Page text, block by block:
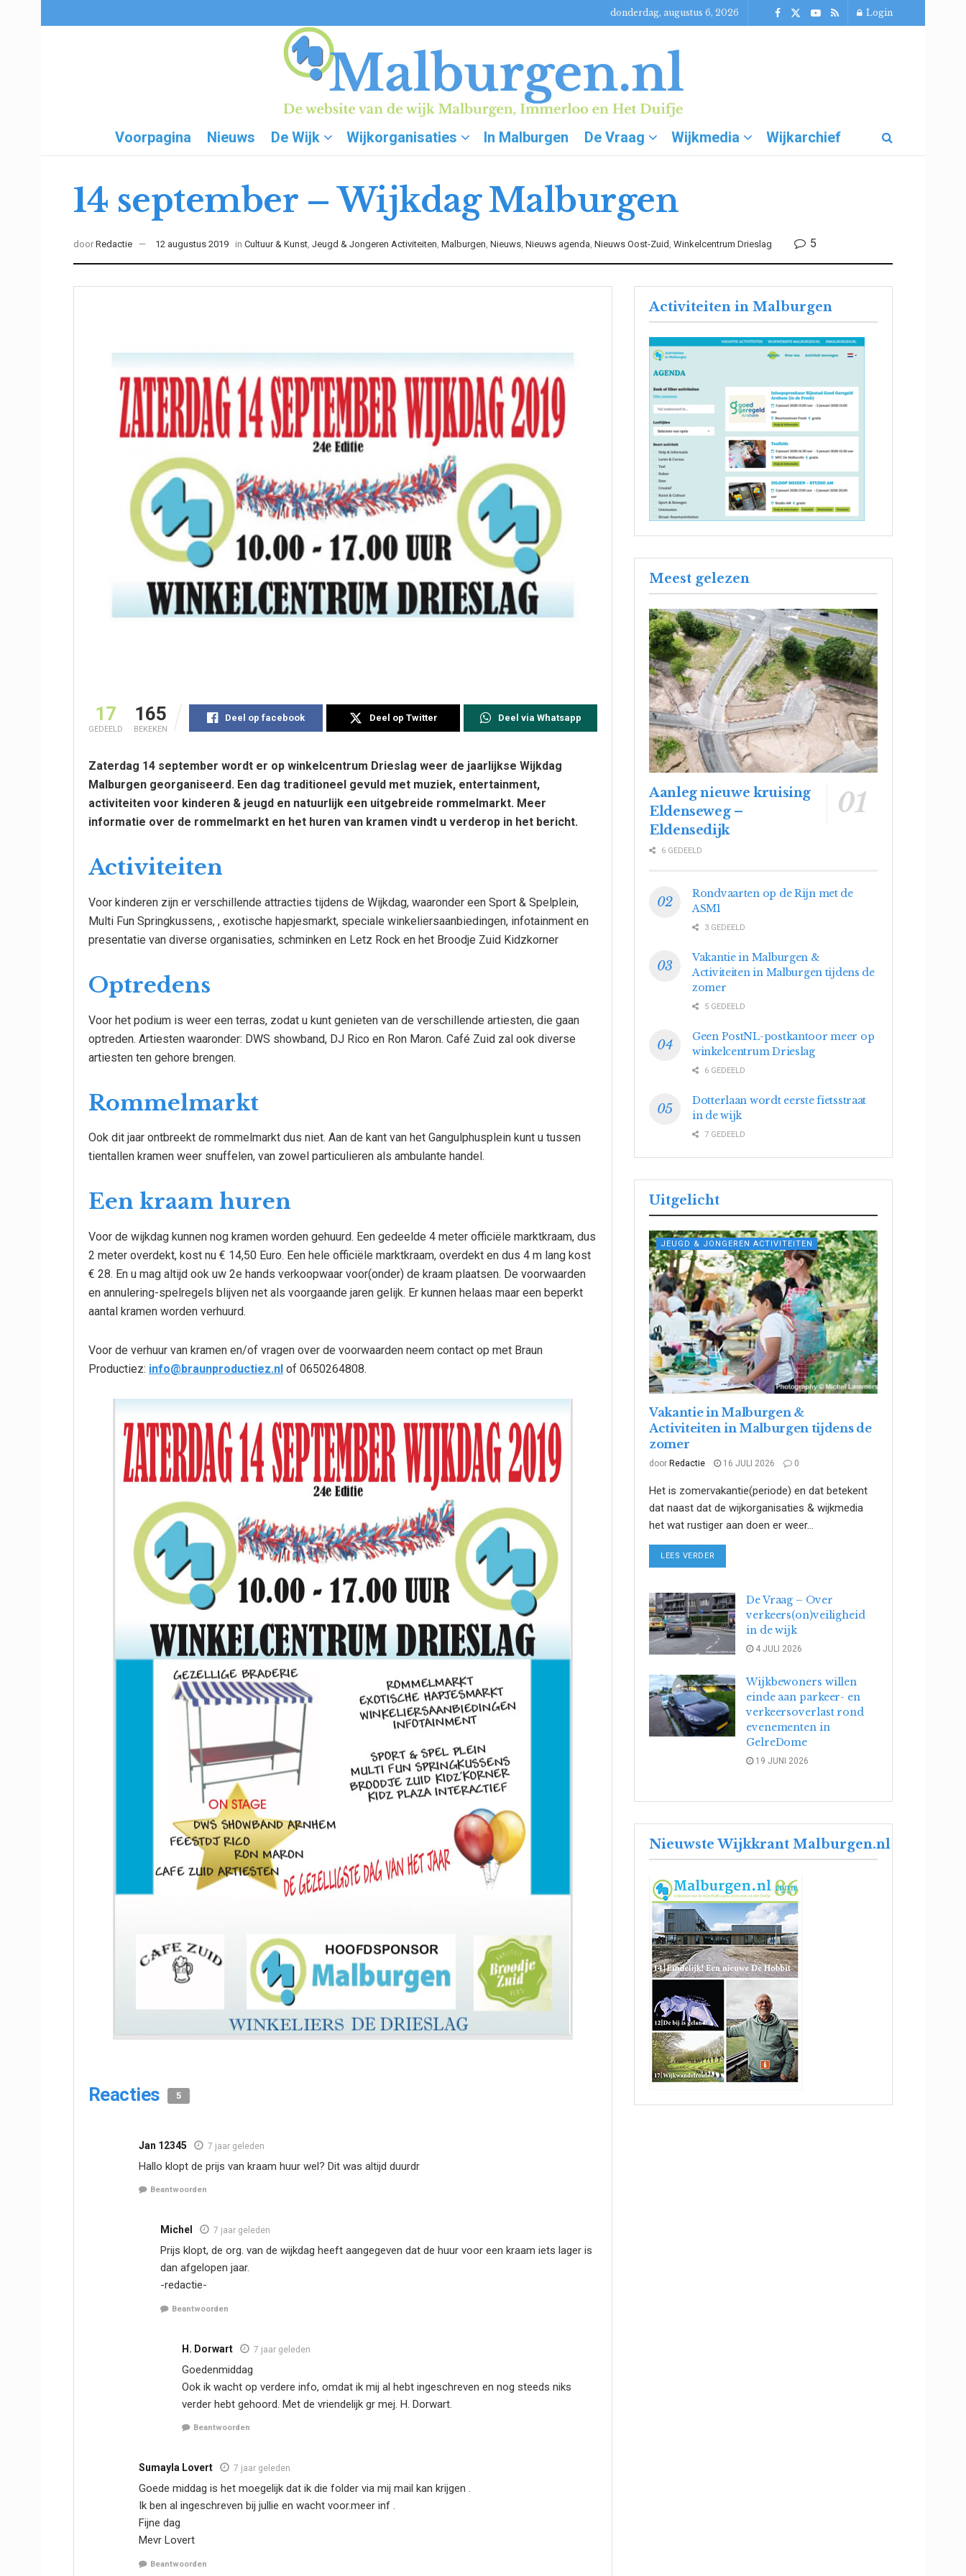
donderdag, augustus 6, 2026 Login
Voorpagina Nieuws De Wijk Wijkorganisaties In Malburgen De Vraag Wijkmedia Wijkarchief
14 september – Wijkdag Malburgen
door Redactie 12 augustus 2019 in Cultuur & Kunst, Jeugd & Jongeren Activiteiten, Malburgen, Nieuws, Nieuws agenda, Nieuws Oost-Zuid , Winkelcentrum Drieslag 5
17
GEDEELD
165
BEKEKEN
Deel op facebook Deel op Twitter Deel via Whatsapp
Zaterdag 14 september wordt er op winkelcentrum Drieslag weer de jaarlijkse Wijkdag
Malburgen georganiseerd. Een dag traditioneel gevuld met muziek, entertainment,
activiteiten voor kinderen & jeugd en natuurlijk een uitgebreide rommelmarkt. Meer
informatie over de rommelmarkt en het huren van kramen vindt u verderop in het bericht.
Activiteiten
Voor kinderen zijn er verschillende attracties tijdens de Wijkdag, waaronder een Sport & Spelplein,
Multi Fun Springkussens, , exotische hapjesmarkt, speciale winkeliersaanbiedingen, infotainment en
presentatie van diverse organisaties, schminken en Letz Rock en het Broodje Zuid Kidzkorner
Optredens
Voor het podium is weer een terras, zodat u kunt genieten van de verschillende artiesten, die gaan
optreden. Artiesten waaronder: DWS showband, DJ Rico en Ron Maron. Café Zuid zal ook diverse
artiesten ten gehore brengen.
Rommelmarkt
Ook dit jaar ontbreekt de rommelmarkt dus niet. Aan de kant van het Gangulphusplein kunt u tussen
tientallen kramen weer snuffelen, van zowel particulieren als ambulante handel.
Een kraam huren
Voor de wijkdag kunnen nog kramen worden gehuurd. Een gedeelde 4 meter officiële marktkraam, dus
2 meter overdekt, kost nu € 14,50 Euro. Een hele officiële marktkraam, overdekt en dus 4 m lang kost
€ 28. En u mag altijd ook uw 2e hands verkoopwaar voor(onder) de kraam plaatsen. De voorwaarden
en annulering-spelregels blijven net als voorgaande jaren gelijk. Er kunnen helaas maar een beperkt
aantal kramen worden verhuurd.
Voor de verhuur van kramen en/of vragen over de voorwaarden neem contact op met Braun
Productiez: info@braunproductiez.nl of 0650264808.
Reacties 5
Jan 12345 7 jaar geleden
Hallo klopt de prijs van kraam huur wel? Dit was altijd duurdr
Beantwoorden
Michel 7 jaar geleden
Prijs klopt, de org. van de wijkdag heeft aangegeven dat de huur voor een kraam iets lager is
dan afgelopen jaar.
-redactie-
Beantwoorden
H. Dorwart 7 jaar geleden
Goedenmiddag
Ook ik wacht op verdere info, omdat ik mij al hebt ingeschreven en nog steeds niks
verder hebt gehoord. Met de vriendelijk gr mej. H. Dorwart.
Beantwoorden
Sumayla Lovert 7 jaar geleden
Goede middag is het moegelijk dat ik die folder via mij mail kan krijgen .
Ik ben al ingeschreven bij jullie en wacht voor.meer inf .
Fijne dag
Mevr Lovert
Beantwoorden
Activiteiten in Malburgen
Meest gelezen
Aanleg nieuwe kruising
Eldenseweg –
Eldensedijk
6 GEDEELD
Rondvaarten op de Rijn met de
ASM1
3 GEDEELD
Vakantie in Malburgen &
Activiteiten in Malburgen tijdens de
zomer
5 GEDEELD
Geen PostNL-postkantoor meer op
winkelcentrum Drieslag
6 GEDEELD
Dotterlaan wordt eerste fietsstraat
in de wijk
7 GEDEELD
Uitgelicht
JEUGD & JONGEREN ACTIVITEITEN
Vakantie in Malburgen &
Activiteiten in Malburgen tijdens de
zomer
door Redactie 16 JULI 2026 0
Het is zomervakantie(periode) en dat betekent
dat naast dat de wijkorganisaties & wijkmedia
het wat rustiger aan doen er weer...
LEES VERDER
De Vraag – Over
verkeers(on)veiligheid
in de wijk
4 JULI 2026
Wijkbewoners willen
einde aan parkeer- en
verkeersoverlast rond
evenementen in
GelreDome
19 JUNI 2026
Nieuwste Wijkkrant Malburgen.nl